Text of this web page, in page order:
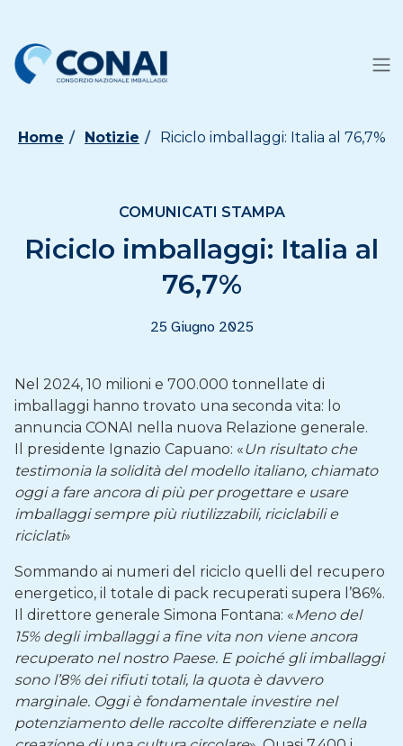
Home Notizie Riciclo imballaggi: Italia al 76,7%
COMUNICATI STAMPA
Riciclo imballaggi: Italia al
76,7%
25 Giugno 2025
Nel 2024, 10 milioni e 700.000 tonnellate di
imballaggi hanno trovato una seconda vita: lo
annuncia CONAI nella nuova Relazione generale.
Il presidente Ignazio Capuano: «Un risultato che
testimonia la solidità del modello italiano, chiamato
oggi a fare ancora di più per progettare e usare
imballaggi sempre più riutilizzabili, riciclabili e
riciclati»
Sommando ai numeri del riciclo quelli del recupero
energetico, il totale di pack recuperati supera l’86%.
Il direttore generale Simona Fontana: «Meno del
15% degli imballaggi a fine vita non viene ancora
recuperato nel nostro Paese. E poiché gli imballaggi
sono l’8% dei rifiuti totali, la quota è davvero
marginale. Oggi è fondamentale investire nel
potenziamento delle raccolte differenziate e nella